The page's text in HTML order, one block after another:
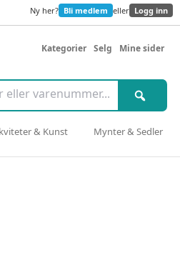
Ny her? Bli medlem eller Logg inn
Kategorier Selg Mine sider
& Kunst Mynter & Sedler